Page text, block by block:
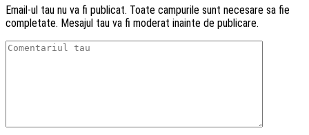
Email-ul tau nu va fi publicat. Toate campurile sunt necesare sa fie
completate. Mesajul tau va fi moderat inainte de publicare.